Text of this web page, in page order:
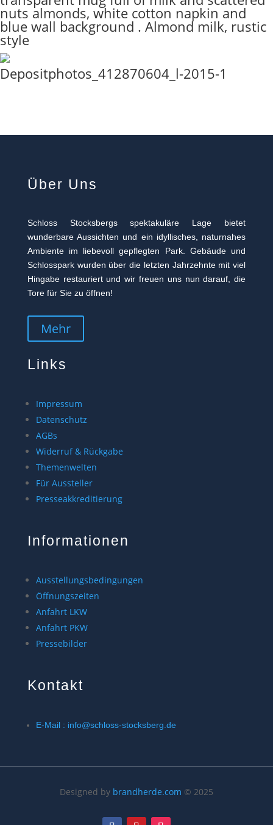
nuts almonds, white cotton napkin and
blue wall background . Almond milk, rustic
style
Depositphotos_412870604_l-2015-1
Über Uns
Schloss Stocksbergs spektakuläre Lage bietet
wunderbare Aussichten und ein idyllisches, naturnahes
Ambiente im liebevoll gepflegten Park. Gebäude und
Schlosspark wurden über die letzten Jahrzehnte mit viel
Hingabe restauriert und wir freuen uns nun darauf, die
Tore für Sie zu öffnen!
Mehr
Links
Impressum
Datenschutz
AGBs
Widerruf & Rückgabe
Themenwelten
Für Aussteller
Presseakkreditierung
Informationen
Ausstellungsbedingungen
Öffnungszeiten
Anfahrt LKW
Anfahrt PKW
Pressebilder
Kontakt
E-Mail : info@schloss-stocksberg.de
Designed by brandherde.com © 2025